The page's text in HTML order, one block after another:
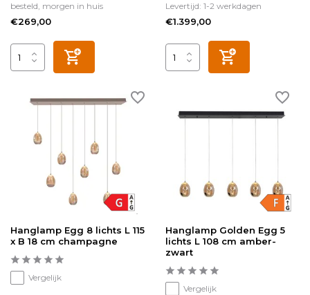
besteld, morgen in huis
€269,00
Levertijd: 1-2 werkdagen
€1.399,00
Hanglamp Egg 8 lichts L 115
x B 18 cm champagne
Vergelijk
Hanglamp Golden Egg 5
lichts L 108 cm amber-
zwart
Vergelijk